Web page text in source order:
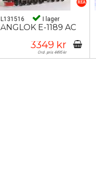
L131516 I lager
ÅNGLOK E-1189 AC
3349 kr
Ord. pris 4495 kr